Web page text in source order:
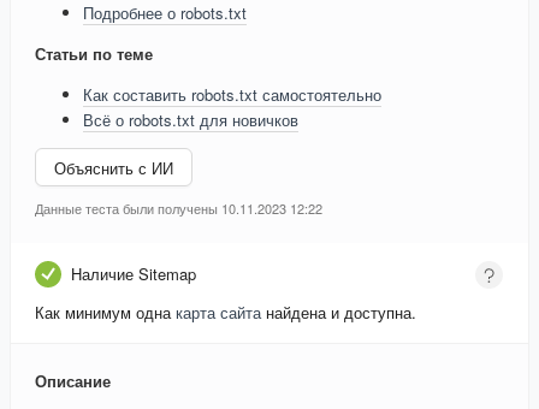
Подробнее о robots.txt
Статьи по теме
Как составить robots.txt самостоятельно
Всё о robots.txt для новичков
Объяснить с ИИ
Данные теста были получены 10.11.2023 12:22
Наличие Sitemap
Как минимум однакарта сайтанайдена и доступна.
Описание